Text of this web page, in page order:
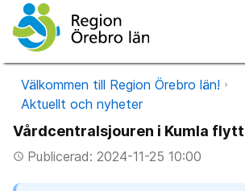
Välkommen till Region Örebro län!
Aktuellt och nyheter
Vårdcentralsjouren i Kumla
access_timePublicerad: 2024-11-25 10:00